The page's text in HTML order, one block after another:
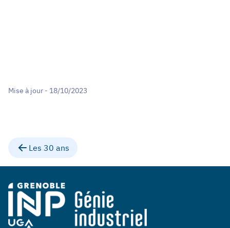
Mise à jour - 18/10/2023
Les 30 ans